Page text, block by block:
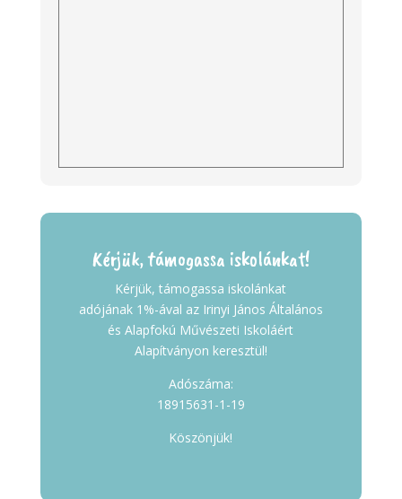
Kérjük, támogassa iskolánkat!
Kérjük, támogassa iskolánkat
adójának 1%-ával az Irinyi János Általános
és Alapfokú Művészeti Iskoláért
Alapítványon keresztül!
Adószáma:
18915631-1-19
Köszönjük!